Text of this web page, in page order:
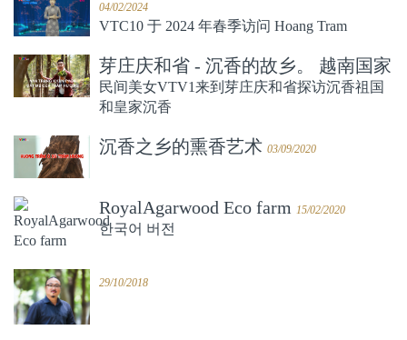
04/02/2024
VTC10 于 2024 年春季访问 Hoang Tram
芽庄庆和省 - 沉香的故乡。 越南国家
电视台VTV1的民间美女03/09/2020
民间美女VTV1来到芽庄庆和省探访沉香祖国
和皇家沉香
沉香之乡的熏香艺术 03/09/2020
RoyalAgarwood Eco farm 15/02/2020
한국어 버전
29/10/2018